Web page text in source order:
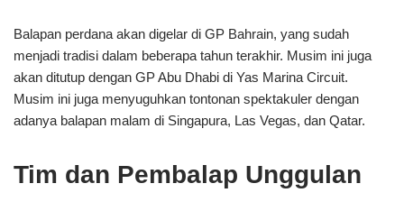
Balapan perdana akan digelar di GP Bahrain, yang sudah
menjadi tradisi dalam beberapa tahun terakhir. Musim ini juga
akan ditutup dengan GP Abu Dhabi di Yas Marina Circuit.
Musim ini juga menyuguhkan tontonan spektakuler dengan
adanya balapan malam di Singapura, Las Vegas, dan Qatar.
Tim dan Pembalap Unggulan